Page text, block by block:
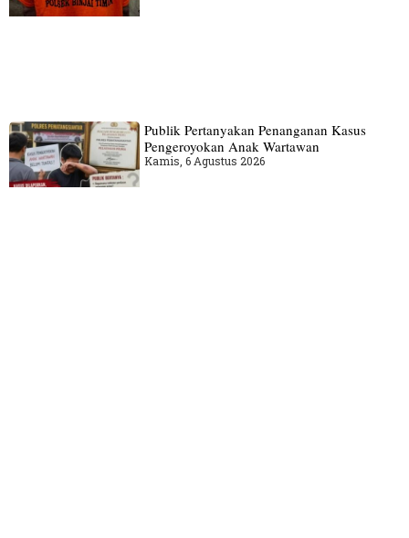
Publik Pertanyakan Penanganan Kasus
Pengeroyokan Anak Wartawan
Kamis, 6 Agustus 2026